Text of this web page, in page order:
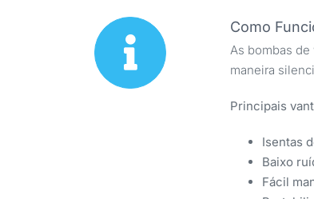
Como
As bombas de
maneira
Principais
Isentas
Baixo
Fácil